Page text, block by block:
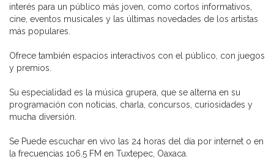
interés para un público más joven, como cortos informativos,
cine, eventos musicales y las últimas novedades de los artistas
más populares.
Ofrece también espacios interactivos con el público, con juegos
y premios.
Su especialidad es la música grupera, que se alterna en su
programación con noticias, charla, concursos, curiosidades y
mucha diversión.
Se Puede escuchar en vivo las 24 horas del día por internet o en
la frecuencias 106.5 FM en Tuxtepec, Oaxaca.